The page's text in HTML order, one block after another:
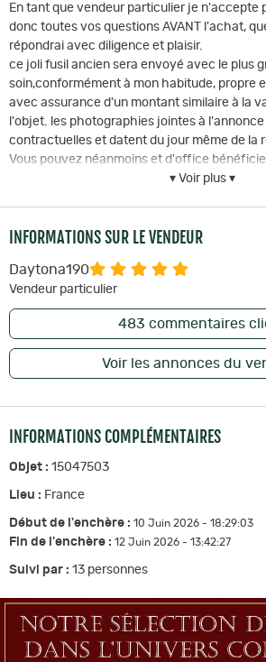
En tant que vendeur particulier je n'accepte
donc toutes vos questions AVANT l'achat,
répondrai avec diligence et plaisir.
ce joli fusil ancien sera envoyé avec le plus
soin,conformément à mon habitude, propre
avec assurance d'un montant similaire à la
l'objet. les photographies jointes à
contractuelles et datent du jour même de la
Vous pouvez néanmoins et d'office
"satisfait ou remboursé" de Naturabuy si
FRAIS DE PORT OFFERTS VIA COLLISSIMO
Détention libre à toute personne majeure !
Echange possible !
Merci d'avoir lu cette annonce SERIEUSE et
grande transparence (voir mes évaluations)
Bien cordialement,
▾ Voir plus ▾
INFORMATIONS SUR LE VENDEUR
Daytona190
Vendeur particulier
483 commentaires
Voir les annonces du
INFORMATIONS COMPLÉMENTAIRES
Objet : 15047503
Lieu : France
Début de l'enchère : 10 Juin 2026 - 18:29:03
Fin de l'enchère : 12 Juin 2026 - 13:42:27
Suivi par : 13 personnes